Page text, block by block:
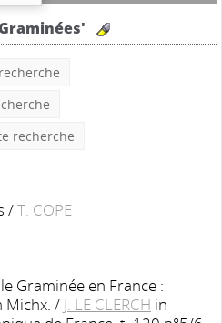
recherche
/T. COPE
Graminée en France :
Michx. / J. LE CLERCH in